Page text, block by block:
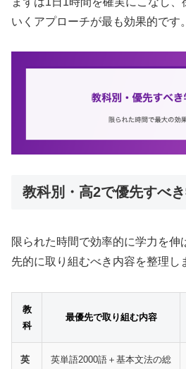
いくアプローチが最も効果的です。
教科別・高2で優先すべ
限られた時間で効率的に学力を伸
先的に取り組むべき内容を整理し
教
科
最優先で取り組む内容
英
英単語2000語＋基本文法の総